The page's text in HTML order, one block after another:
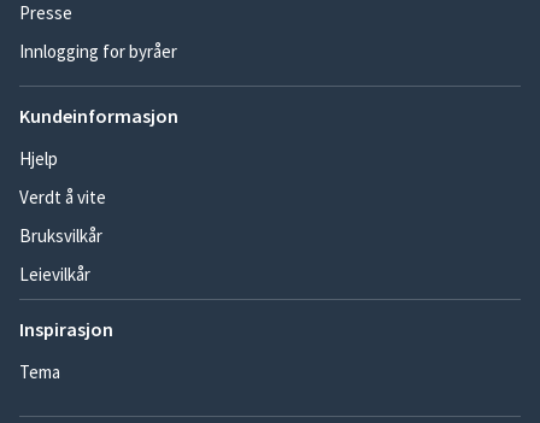
Presse
Innlogging for byråer
Kundeinformasjon
Hjelp
Verdt å vite
Bruksvilkår
Leievilkår
Inspirasjon
Tema